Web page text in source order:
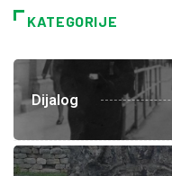
KATEGORIJE
Dijalog